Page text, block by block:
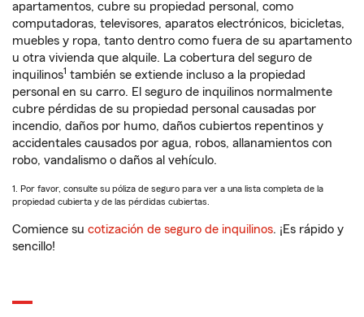
apartamentos, cubre su propiedad personal, como
computadoras, televisores, aparatos electrónicos, bicicletas,
muebles y ropa, tanto dentro como fuera de su apartamento
u otra vivienda que alquile. La cobertura del seguro de
inquilinos1 también se extiende incluso a la propiedad
personal en su carro. El seguro de inquilinos normalmente
cubre pérdidas de su propiedad personal causadas por
incendio, daños por humo, daños cubiertos repentinos y
accidentales causados por agua, robos, allanamientos con
robo, vandalismo o daños al vehículo.
1. Por favor, consulte su póliza de seguro para ver a una lista completa de la
propiedad cubierta y de las pérdidas cubiertas.
Comience su cotización de seguro de inquilinos. ¡Es rápido y
sencillo!